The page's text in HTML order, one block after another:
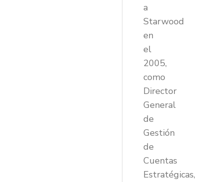
a
Starwood
en
el
2005,
como
Director
General
de
Gestión
de
Cuentas
Estratégicas,